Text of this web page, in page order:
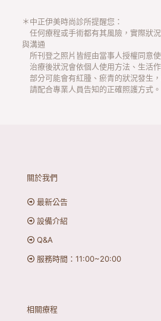
＊中正伊美時尚診所提醒您：
任何療程或手術都有其風險，實際狀
與溝通
所刊登之照片皆經由當事人授權同意使
治療後狀況會依個人使用方法、生活
部分可能會有紅腫、瘀青的狀況發生
請配合專業人員告知的正確照護方式。
關於我們
最新公告
設備介紹
Q&A
服務時間：11:00~20:00
相關療程